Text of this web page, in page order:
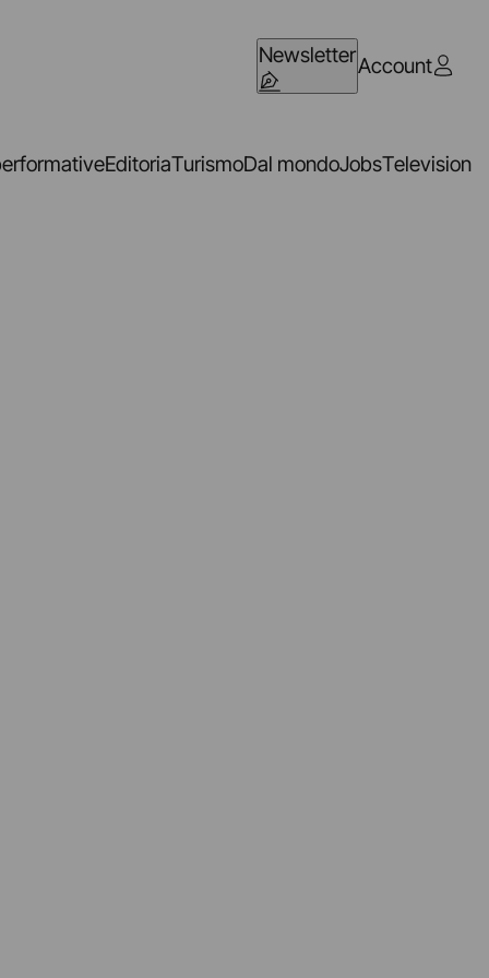
NewsletterAccount
EditoriaTurismoDal mondoJobsTelevision